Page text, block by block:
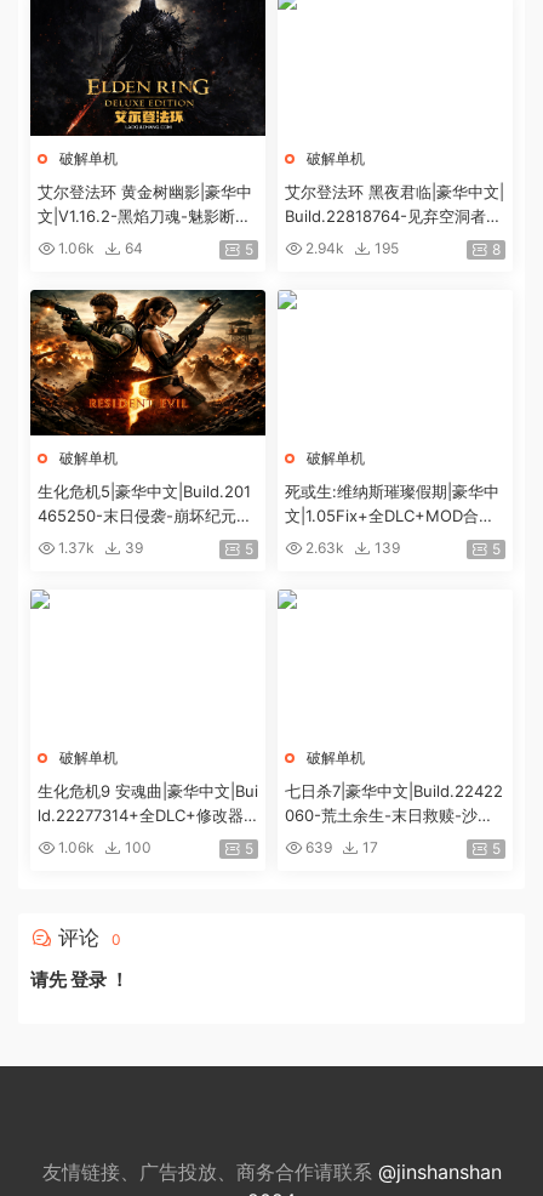
破解单机
艾尔登法环 黄金树幽影|豪华中
文|V1.16.2-黑焰刀魂-魅影断弦
+预购特典+全DLC+修改器|解
1.06k 64 5
破解单机
艾尔登法环 黑夜君临|豪华中文|
Build.22818764-见弃空洞者DL
C+预购特典+全DLC+修改器|解
2.94k 195 8
破解单机
生化危机5|豪华中文|Build.201
465250-末日侵袭-崩坏纪元
+预购特典+全DLC-解锁全内
1.37k 39 5
破解单机
死或生:维纳斯璀璨假期|豪华中
文|1.05Fix+全DLC+MOD合集
+预购特典|解压即撸|[12G/百
2.63k 139 5
破解单机
生化危机9 安魂曲|豪华中文|Bui
ld.22277314+全DLC+修改器|
解压即撸|[74G/百度]
1.06k 100 5
破解单机
七日杀7|豪华中文|Build.22422
060-荒土余生-末日救赎-沙盒
+全DLC|解压即撸|
639 17 5
评论 0
请先登录 ！
友情链接、广告投放、商务合作请联系 @jinshanshan